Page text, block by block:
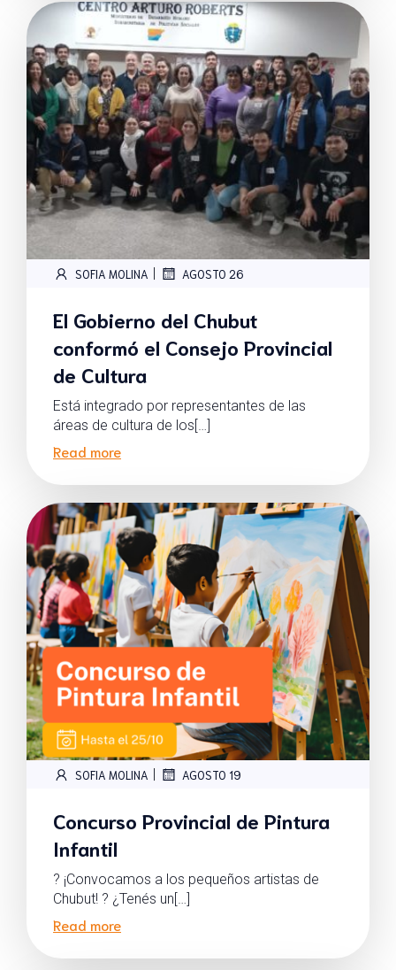
SOFIA MOLINA | AGOSTO 26
El Gobierno del Chubut
conformó el Consejo Provincial
de Cultura
Está integrado por representantes de las
áreas de cultura de los[…]
Read more
SOFIA MOLINA | AGOSTO 19
Concurso Provincial de Pintura
Infantil
? ¡Convocamos a los pequeños artistas de
Chubut! ? ¿Tenés un[…]
Read more